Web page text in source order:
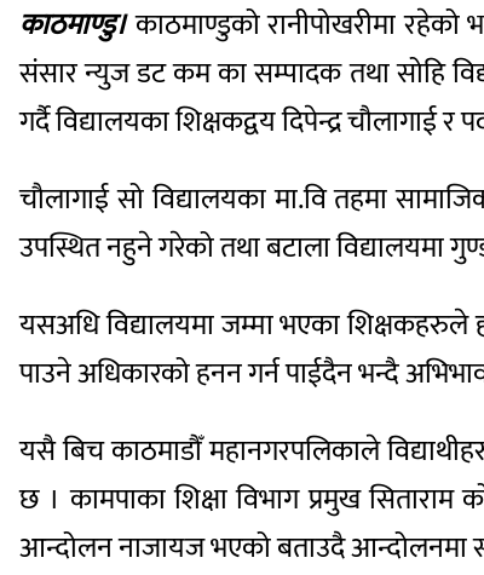
काठमाण्डु।काठमाण्डुको रानीपोखरीमा रहेको
संसार न्युज डट कम का सम्पादक तथा सोहि
गर्दै विद्यालयका शिक्षकद्वय दिपेन्द्र चौलागाई
चौलागाई सो विद्यालयका मा.वि तहमा
उपस्थित नहुने गरेको तथा बटाला विद्यालयमा
यसअधि विद्यालयमा जम्मा भएका शिक्षकहरुले
पाउने अधिकारको हनन गर्न पाईदैन भन्दै
यसै बिच काठमाडौँ महानगरपलिकाले
छ । कामपाका शिक्षा विभाग प्रमुख
आन्दोलन नाजायज भएको बताउदै आन्दोलनमा